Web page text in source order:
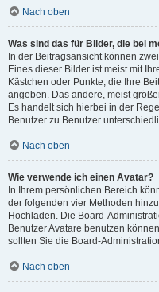
Nach oben
Was sind das für Bilder, die bei
In der Beitragsansicht können
Eines dieser Bilder ist meist mit
Kästchen oder Punkte, die Ihre
angeben. Das andere, meist
Es handelt sich hierbei in der
Benutzer zu Benutzer
Nach oben
Wie verwende ich einen Avatar?
In Ihrem persönlichen Bereich
der folgenden vier Methoden
Hochladen. Die Board-
Benutzer Avatare benutzen
sollten Sie die Board-
Nach oben